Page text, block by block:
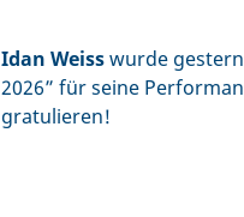
Idan Weisswurde
2026” für seine
gratulieren!